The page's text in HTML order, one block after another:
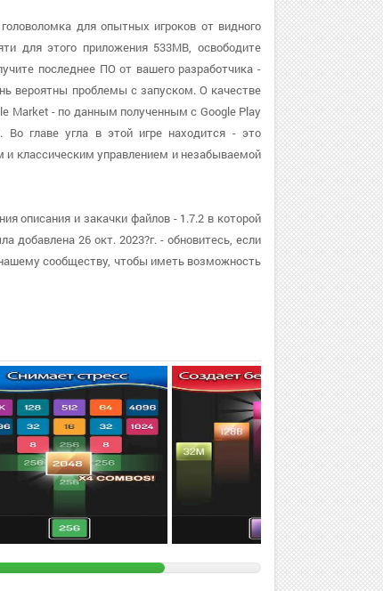
для опытных игроков от видного
для этого приложения 533MB, освободите
последнее ПО от вашего разработчика -
вероятны проблемы с запуском. О качестве
Market - по данным полученным с Google Play
Во главе угла в этой игре находится - это
классическим управлением и незабываемой
описания и закачки файлов - 1.7.2 в которой
добавлена 26 окт. 2023?г. - обновитесь, если
сообществу, чтобы иметь возможность